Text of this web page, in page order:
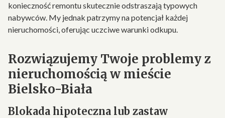
konieczność remontu skutecznie odstraszają typowych
nabywców. My jednak patrzymy na potencjał każdej
nieruchomości, oferując uczciwe warunki odkupu.
Rozwiązujemy Twoje problemy z
nieruchomością w mieście
Bielsko-Biała
Blokada hipoteczna lub zastaw